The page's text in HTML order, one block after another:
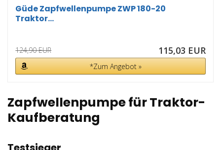
Güde Zapfwellenpumpe ZWP 180-20
Traktor...
124,90 EUR 115,03 EUR
*Zum Angebot »
Zapfwellenpumpe für Traktor-
Kaufberatung